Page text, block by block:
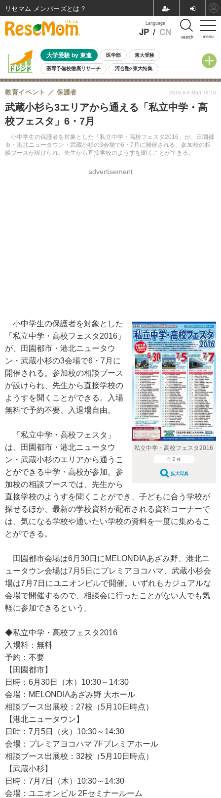
menu
Language
JP / CN search
大学受験 by 東進 医学部 東大受験
医専予備校徹底リサーチ 河合塾×東大特集
親子で考える大学選び 高校受験 中学受験 小学校受験
共通テスト 夏休み
8月開催イベント・WS 全国公立高校 過去問 人気記事
自由研究教材（小学生向け） 自由研究教材（中学生向け）
武蔵小杉ら3エリアから通える「私立中学・高
校フェスタ」6・7月
小中学生の保護者を対象とした「私立中学・高校フェスタ2016」が、田園都
市・港北ニュータウン・武蔵小杉の3会場で6・7月に開催される。参加校の相
談ブースが設けられ、先生から直接学校のようすを聞くことができる。
教育イベント 保護者
advertisement
2016.6.6 Mon 16:15
私立中学・高校フェスタ2016
全 2 枚
拡大写真
小中学生の保護者を対象とした
「私立中学・高校フェスタ2016」
が、田園都市・港北ニュータウ
ン・武蔵小杉の3会場で6・7月に
開催される。参加校の相談ブース
が設けられ、先生から直接学校の
ようすを聞くことができる。入場
無料で予約不要、入退場自由。
「私立中学・高校フェスタ」
は、田園都市・港北ニュータウ
ン・武蔵小杉のエリアから通うこ
とができる中学・高校が参加。参
加校の相談ブースでは、先生から
直接学校のようすを聞くことができ、子どもに合う学校が
探せるほか、最新の学校資料が配布される資料コーナーで
は、気になる学校や通いたい学校の資料を一度に集めるこ
とができる。
田園都市会場は6月30日にMELONDIAあざみ野、港北ニ
ュータウン会場は7月5日にプレミアヨコハマ、武蔵小杉会
場は7月7日にユニオンビルで開催。いずれもカジュアルな
会場で開催するので、相談会に行ったことがない人でも気
軽に参加できるという。
◆私立中学・高校フェスタ2016
入場料：無料
予約：不要
【田園都市】
日時：6月30日（木）10:30～14:30
会場：MELONDIAあざみ野 大ホール
相談ブース出展校：27校（5月10日時点）
【港北ニュータウン】
日時：7月5日（火）10:30～14:30
会場：プレミアヨコハマ 7Fプレミアホール
相談ブース出展校：32校（5月10日時点）
【武蔵小杉】
日時：7月7日（木）10:30～14:30
会場：ユニオンビル 2Fセミナールーム
リセマム メンバーズ